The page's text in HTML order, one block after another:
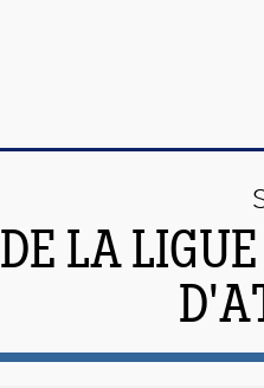
DE LA